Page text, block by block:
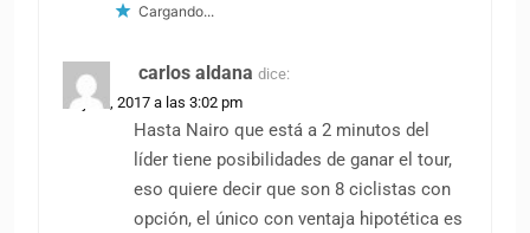
Cargando...
carlos aldana dice:
14 julio, 2017 a las 3:02 pm
Hasta Nairo que está a 2 minutos del
líder tiene posibilidades de ganar el tour,
eso quiere decir que son 8 ciclistas con
opción, el único con ventaja hipotética es